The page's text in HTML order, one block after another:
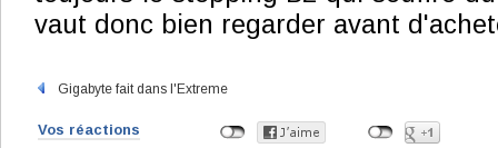
vaut donc bien regarder avant
Gigabyte fait dans l'Extreme
Vos réactions